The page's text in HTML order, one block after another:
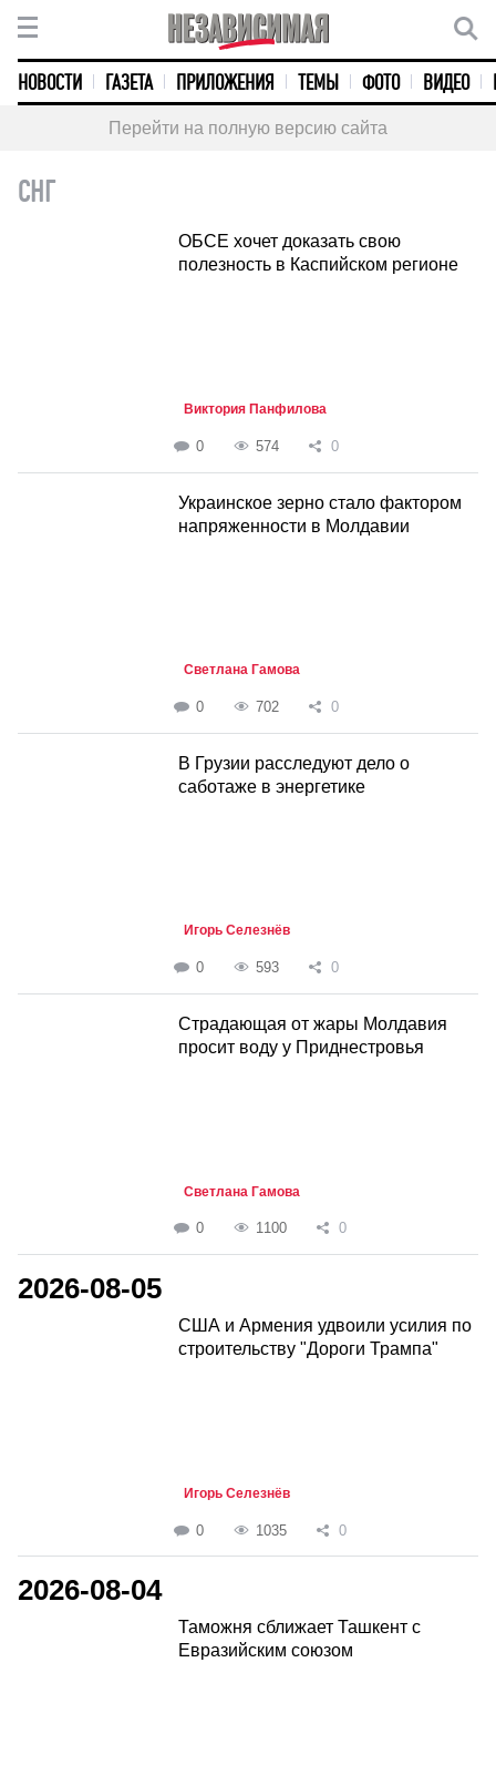
НОВОСТИ ГАЗЕТА ПРИЛОЖЕНИЯ ТЕМЫ ФОТО ВИДЕО
Перейти на полную версию сайта
СНГ
ОБСЕ хочет доказать свою
полезность в Каспийском регионе
Виктория Панфилова
0 574 0
Украинское зерно стало фактором
напряженности в Молдавии
Светлана Гамова
0 702 0
В Грузии расследуют дело о
саботаже в энергетике
Игорь Селезнёв
0 593 0
Страдающая от жары Молдавия
просит воду у Приднестровья
Светлана Гамова
0 1100 0
2026-08-05
США и Армения удвоили усилия по
строительству "Дороги Трампа"
Игорь Селезнёв
0 1035 0
2026-08-04
Таможня сближает Ташкент с
Евразийским союзом